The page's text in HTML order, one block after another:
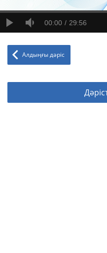
00:00 29:56
Алдыңғы дәріс